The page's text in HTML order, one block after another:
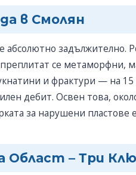
в Смолян
е абсолютно задължително.
се метаморфни,
и фрактури — на 15
дебит. Освен това,
за нарушени пластове
Област – Три